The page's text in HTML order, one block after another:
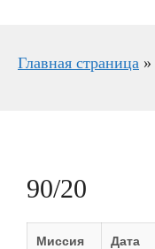
Главная страница »
90/20
Миссия Дата